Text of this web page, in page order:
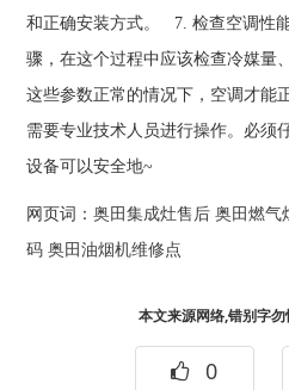
和正确安装方式。 7. 检查空调性
骤，在这个过程中应该检查冷媒量
这些参数正常的情况下，空调才
需要专业技术人员进行操作。必须
设备可以安全地~
网页词：奥田集成灶售后 奥田燃气
码 奥田油烟机维修点
本文来源网络,错别字
0